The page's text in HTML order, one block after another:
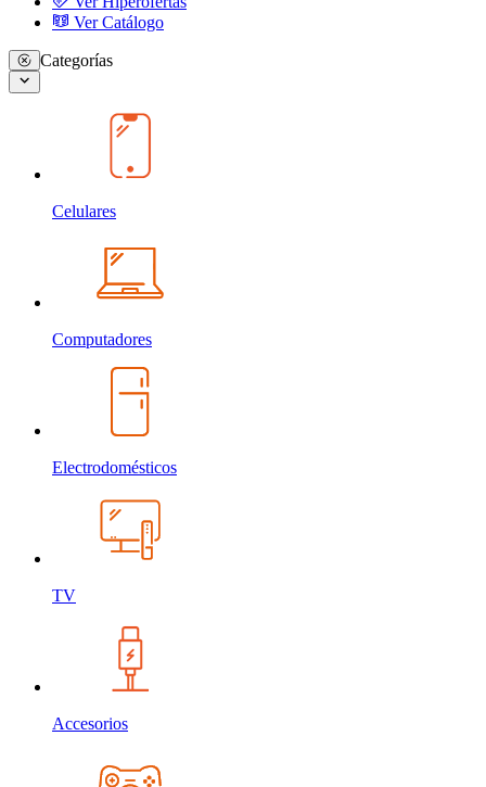
Ver Catálogo
Categorías
Celulares
Computadores
Electrodomésticos
TV
Accesorios